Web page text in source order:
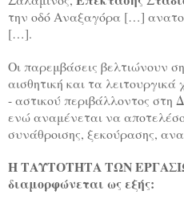
την οδό Αναξαγόρα […]
[…].
Οι παρεμβάσεις βελτιώνουν
αισθητική και τα
- αστικού περιβάλλοντος στη
ενώ αναμένεται να
συνάθροισης, ξεκούρασης,
Η ΤΑΥΤΟΤΗΤΑ ΤΩΝ
διαμορφώνεται ως εξής: